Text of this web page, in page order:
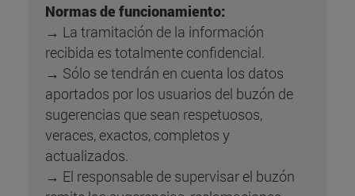
Normas de funcionamiento:
→ La tramitación de la información
recibida es totalmente confidencial.
→ Sólo se tendrán en cuenta los datos
aportados por los usuarios del buzón de
sugerencias que sean respetuosos,
veraces, exactos, completos y
actualizados.
→ El responsable de supervisar el buzón